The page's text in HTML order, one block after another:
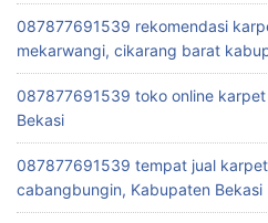
087877691539 rekomendasi
mekarwangi, cikarang barat
087877691539 toko online
Bekasi
087877691539 tempat jual
cabangbungin, Kabupaten Bekasi